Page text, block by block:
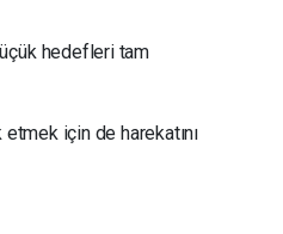
hedefleri tam
için de harekatını